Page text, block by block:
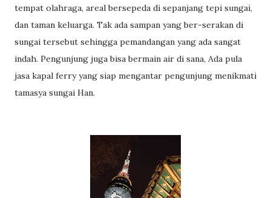
tempat olahraga, areal bersepeda di sepanjang tepi sungai,
dan taman keluarga. Tak ada sampan yang ber-serakan di
sungai tersebut sehingga pemandangan yang ada sangat
indah. Pengunjung juga bisa bermain air di sana, Ada pula
jasa kapal ferry yang siap mengantar pengunjung menikmati
tamasya sungai Han.